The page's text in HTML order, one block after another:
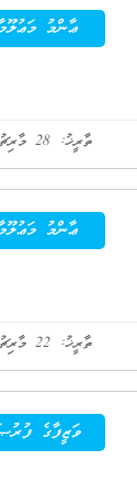
ޢާންމު
ތާރީޚު: 28 މާރިޗު 2022
ޢާންމު
ތާރީޚު: 22 މާރިޗު 2022
ވަޒީފާގެ